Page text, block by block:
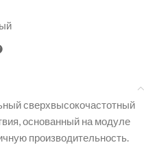
сверхвысокочастотный
основанный на модуле
производительность.